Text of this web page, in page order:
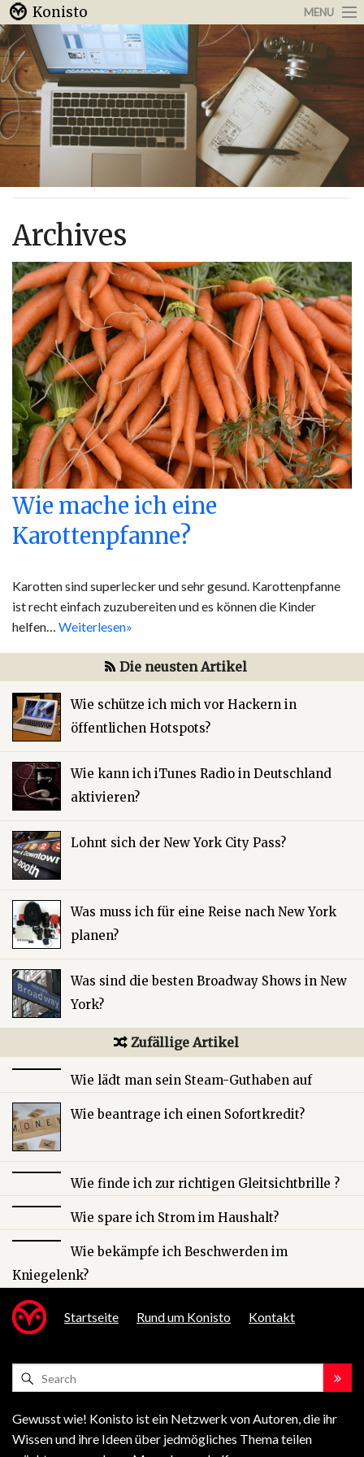
Konisto MENU
Arbeit & Karriere
Internet
Urlaub & Reisen
Archives
Wie mache ich eine
Karottenpfanne?
Karotten sind superlecker und sehr gesund. Karottenpfanne
ist recht einfach zuzubereiten und es können die Kinder
helfen… Weiterlesen»
Die neusten Artikel
Wie schütze ich mich vor Hackern in
öffentlichen Hotspots?
Wie kann ich iTunes Radio in Deutschland
aktivieren?
Lohnt sich der New York City Pass?
Was muss ich für eine Reise nach New York
planen?
Was sind die besten Broadway Shows in New
York?
Zufällige Artikel
Wie lädt man sein Steam-Guthaben auf
Wie beantrage ich einen Sofortkredit?
Wie finde ich zur richtigen Gleitsichtbrille ?
Wie spare ich Strom im Haushalt?
Wie bekämpfe ich Beschwerden im
Kniegelenk?
Startseite Rund um Konisto Kontakt
Gewusst wie! Konisto ist ein Netzwerk von Autoren, die ihr
Wissen und ihre Ideen über jedmögliches Thema teilen